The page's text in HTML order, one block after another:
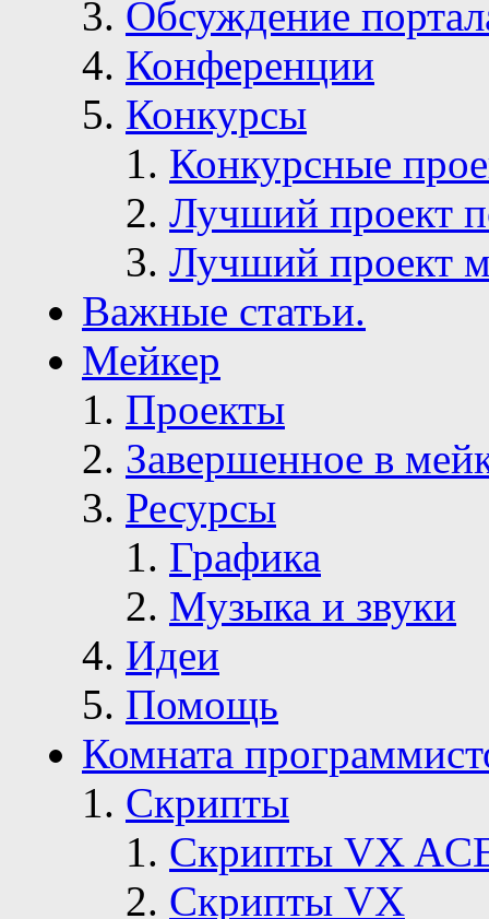
Обсуждение
Конференции
Конкурсы
Конкурсные
Лучший проект
Лучший проект
Важные статьи.
Мейкер
Проекты
Завершенное в
Ресурсы
Графика
Музыка и звуки
Идеи
Помощь
Комната
Скрипты
Скрипты VX
Скрипты VX